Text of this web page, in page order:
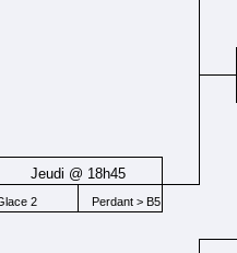
Jeudi @ 18h45
2 Perdant > B5